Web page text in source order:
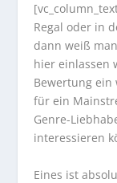
Regal oder in
dann weiß
hier einlassen
Bewertung
für ein
Genre-
interessieren
Eines ist